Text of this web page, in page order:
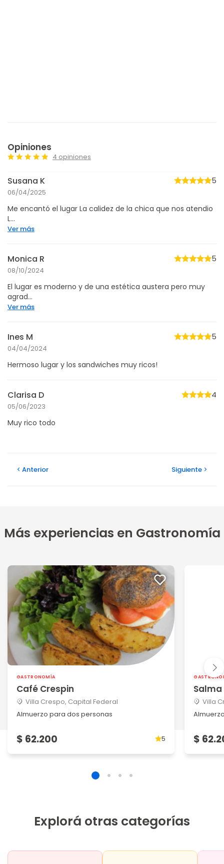
Opiniones
4 opiniones
Susana K
06/04/2025
5
Me encantó el lugar La calidez de la chica que nos atendio
L...
Ver más
Monica R
08/10/2024
5
El lugar es moderno y de una estética austera pero muy
agrad...
Ver más
Ines M
04/04/2024
5
Hermoso lugar y los sandwiches muy ricos!
Clarisa D
05/06/2023
4
Muy rico todo
Anterior Siguiente
Más experiencias en Gastronomía
GASTRONOMÍA
Café Crespin
Villa Crespo, Capital Federal
Almuerzo para dos personas
$ 62.200 5
Villa
$
Explorá otras categorías